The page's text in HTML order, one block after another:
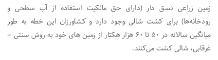
زمین زراعی نسق دار (دارای حق مالکیت استفاده از آب سطحی و
رودخانه‌ها) برای کشت شالی وجود دارد و کشاورزان این خطه به طور
میانگین سالانه در ۵۰ تا ۶۰ هزار هکتار از زمین های خود به روش سنتی –
غرقابی، شالی کشت می‌کنند.